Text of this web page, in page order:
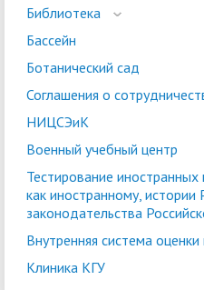
Библиотека
Бассейн
Ботанический сад
Соглашения о
НИЦСЭиК
Военный учебный центр
Тестирование
как иностранному, истории
законодательства
Внутренняя система
Клиника КГУ